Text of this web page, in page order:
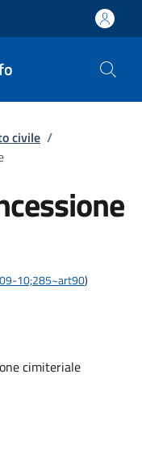
civile /
10;285~art90)
cimiteriale